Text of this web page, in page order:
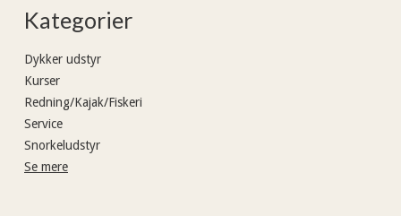
Kategorier
Dykker udstyr
Kurser
Redning/Kajak/Fiskeri
Service
Snorkeludstyr
Se mere